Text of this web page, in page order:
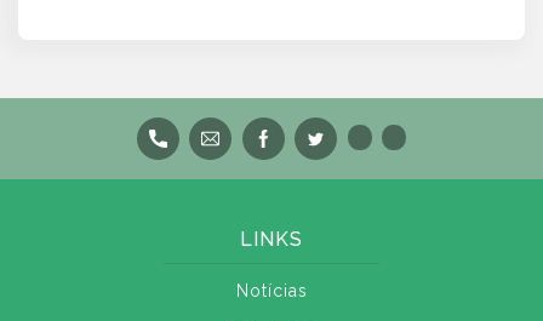
LINKS
Notícias